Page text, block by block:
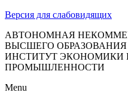
Версия для слабовидящих
АВТОНОМНАЯ
ВЫСШЕГО ОБРАЗОВАНИЯ
ИНСТИТУТ ЭКОНОМИКИ
ПРОМЫШЛЕННОСТИ
Menu